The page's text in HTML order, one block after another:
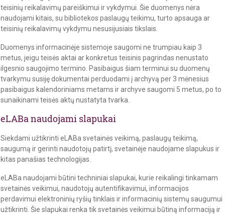
teisinių reikalavimų pareiškimui ir vykdymui. Šie duomenys nėra
naudojami kitais, su bibliotekos paslaugų teikimu, turto apsauga ar
teisinių reikalavimų vykdymu nesusijusiais tikslais.
Duomenys informacinėje sistemoje saugomi ne trumpiau kaip 3
metus, jeigu teisės aktai ar konkretus teisinis pagrindas nenustato
ilgesnio saugojimo termino. Pasibaigus šiam terminui su duomenų
tvarkymu susiję dokumentai perduodami į archyvą per 3 mėnesius
pasibaigus kalendoriniams metams ir archyve saugomi 5 metus, po to
sunaikinami teisės aktų nustatyta tvarka.
eLABa naudojami slapukai
Siekdami užtikrinti eLABa svetainės veikimą, paslaugų teikimą,
saugumą ir gerinti naudotojų patirtį, svetainėje naudojame slapukus ir
kitas panašias technologijas.
eLABa naudojami būtini techniniai slapukai, kurie reikalingi tinkamam
svetainės veikimui, naudotojų autentifikavimui, informacijos
perdavimui elektroninių ryšių tinklais ir informacinių sistemų saugumui
užtikrinti. Šie slapukai renka tik svetainės veikimui būtiną informaciją ir